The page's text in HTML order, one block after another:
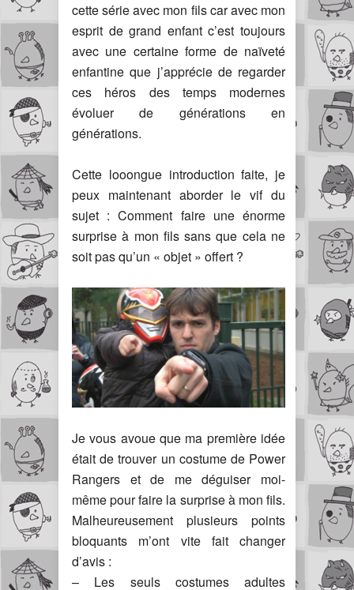
cette série avec mon fils car avec mon
esprit de grand enfant c’est toujours
avec une certaine forme de naïveté
enfantine que j’apprécie de regarder
ces héros des temps modernes
évoluer de générations en
générations.
Cette looongue introduction faite, je
peux maintenant aborder le vif du
sujet : Comment faire une énorme
surprise à mon fils sans que cela ne
soit pas qu’un « objet » offert ?
Je vous avoue que ma première idée
était de trouver un costume de Power
Rangers et de me déguiser moi-
même pour faire la surprise à mon fils.
Malheureusement plusieurs points
bloquants m’ont vite fait changer
d’avis :
– Les seuls costumes adultes